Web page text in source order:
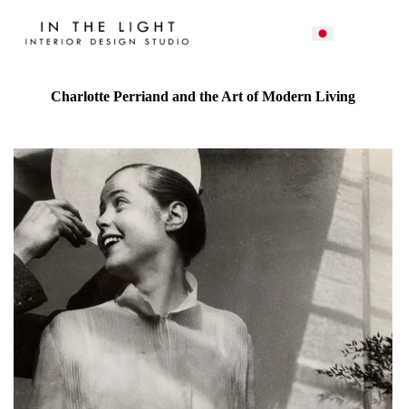
Charlotte Perriand and the Art of Modern Living